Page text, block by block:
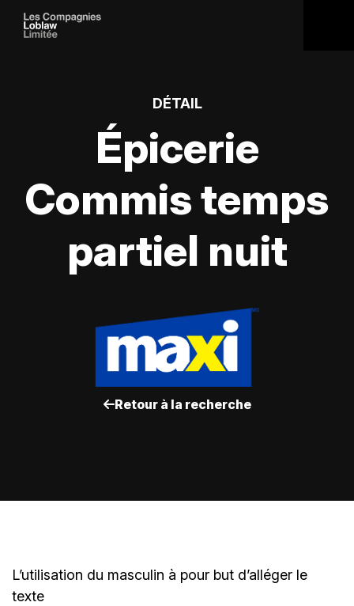
DÉTAIL
Épicerie
Commis temps
partiel nuit
Retour à la recherche
L’utilisation du masculin à pour but d’alléger le
texte